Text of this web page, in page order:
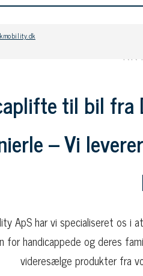
RK
til bil fra
– Vi
ApS har vi specialiseret os
for handicappede og deres
videresælge produkter fra